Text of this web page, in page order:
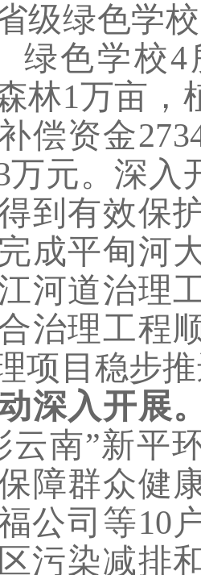
级绿色学校
绿色学校4
林1万亩，
偿资金
万元。深入
到有效保
成平甸河
河道治理
治理工程
项目稳步
深入开展
云南”新平
障群众健
公司等10
污染减排